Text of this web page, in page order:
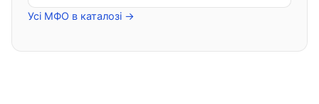
Усі МФО в каталозі →